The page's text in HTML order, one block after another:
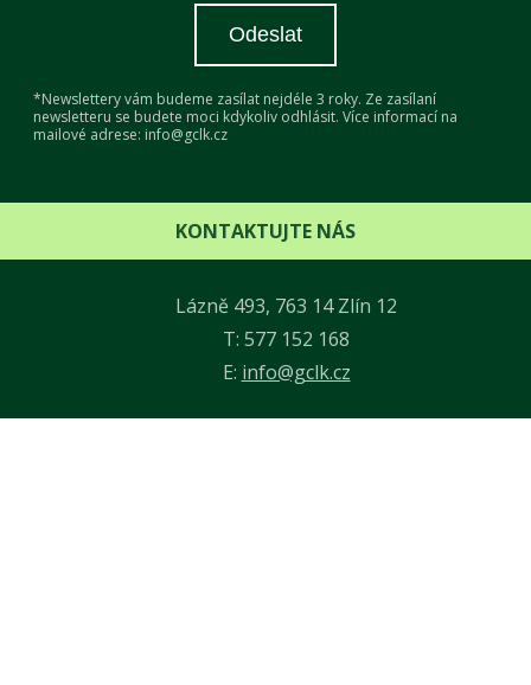
Odeslat
*Newslettery vám budeme zasílat nejdéle 3 roky. Ze zasílaní
newsletteru se budete moci kdykoliv odhlásit. Více informací na
mailové adrese: info@gclk.cz
KONTAKTUJTE NÁS
Lázně 493, 763 14 Zlín 12
T: 577 152 168
E: info@gclk.cz